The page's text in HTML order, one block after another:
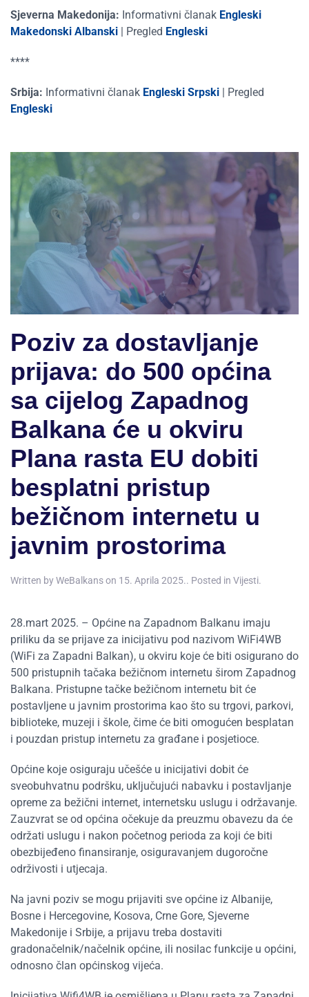
Sjeverna Makedonija: Informativni članak Engleski
Makedonski Albanski | Pregled Engleski
****
Srbija: Informativni članak Engleski Srpski | Pregled
Engleski
Poziv za dostavljanje
prijava: do 500 općina
sa cijelog Zapadnog
Balkana će u okviru
Plana rasta EU dobiti
besplatni pristup
bežičnom internetu u
javnim prostorima
Written byWeBalkanson 15. Aprila 2025.. Posted in Vijesti.
28.mart 2025. – Općine na Zapadnom Balkanu imaju
priliku da se prijave za inicijativu pod nazivom WiFi4WB
(WiFi za Zapadni Balkan), u okviru koje će biti osigurano do
500 pristupnih tačaka bežičnom internetu širom Zapadnog
Balkana. Pristupne tačke bežičnom internetu bit će
postavljene u javnim prostorima kao što su trgovi, parkovi,
biblioteke, muzeji i škole, čime će biti omogućen besplatan
i pouzdan pristup internetu za građane i posjetioce.
Općine koje osiguraju učešće u inicijativi dobit će
sveobuhvatnu podršku, uključujući nabavku i postavljanje
opreme za bežični internet, internetsku uslugu i održavanje.
Zauzvrat se od općina očekuje da preuzmu obavezu da će
održati uslugu i nakon početnog perioda za koji će biti
obezbijeđeno finansiranje, osiguravanjem dugoročne
održivosti i utjecaja.
Na javni poziv se mogu prijaviti sve općine iz Albanije,
Bosne i Hercegovine, Kosova, Crne Gore, Sjeverne
Makedonije i Srbije, a prijavu treba dostaviti
gradonačelnik/načelnik općine, ili nosilac funkcije u općini,
odnosno član općinskog vijeća.